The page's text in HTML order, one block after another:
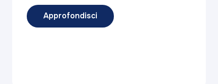
Approfondisci